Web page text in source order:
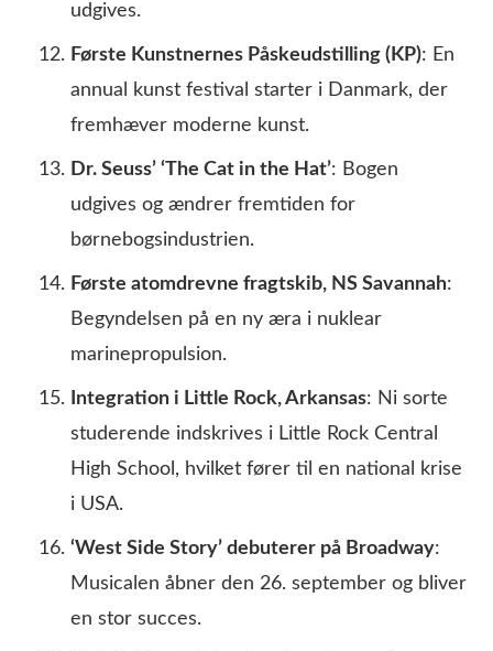
udgives.
Første Kunstnernes Påskeudstilling (KP): En
annual kunst festival starter i Danmark, der
fremhæver moderne kunst.
Dr. Seuss’ ‘The Cat in the Hat’: Bogen
udgives og ændrer fremtiden for
børnebogsindustrien.
Første atomdrevne fragtskib, NS Savannah:
Begyndelsen på en ny æra i nuklear
marinepropulsion.
Integration i Little Rock, Arkansas: Ni sorte
studerende indskrives i Little Rock Central
High School, hvilket fører til en national krise
i USA.
‘West Side Story’ debuterer på Broadway:
Musicalen åbner den 26. september og bliver
en stor succes.